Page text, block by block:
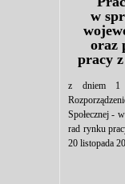
w
oraz
pracy
z dniem 1
Społecznej -
rad rynku
20 listopada